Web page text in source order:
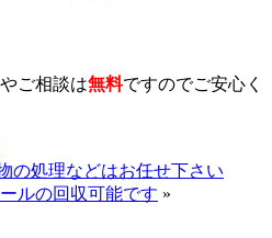
ご相談は無料ですのでご安心く
の処理などはお任せ下さい
ルの回収可能です »